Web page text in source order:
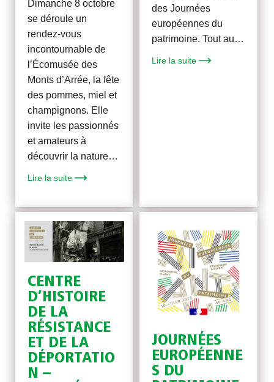
Dimanche 8 octobre
se déroule un
rendez-vous
incontournable de
l’Écomusée des
Monts d’Arrée, la fête
des pommes, miel et
champignons. Elle
invite les passionnés
et amateurs à
découvrir la nature…
Lire la suite
des Journées
européennes du
patrimoine. Tout au…
Lire la suite
CENTRE
D’HISTOIRE
DE LA
RÉSISTANCE
ET DE LA
DÉPORTATIO
N –
JOURNÉES
EUROPÉENNE
S DU